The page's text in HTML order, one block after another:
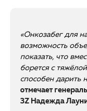
«Онкозабег для
возможность
показать, что
борется с
способен дарить
отмечает
3Z Надежда